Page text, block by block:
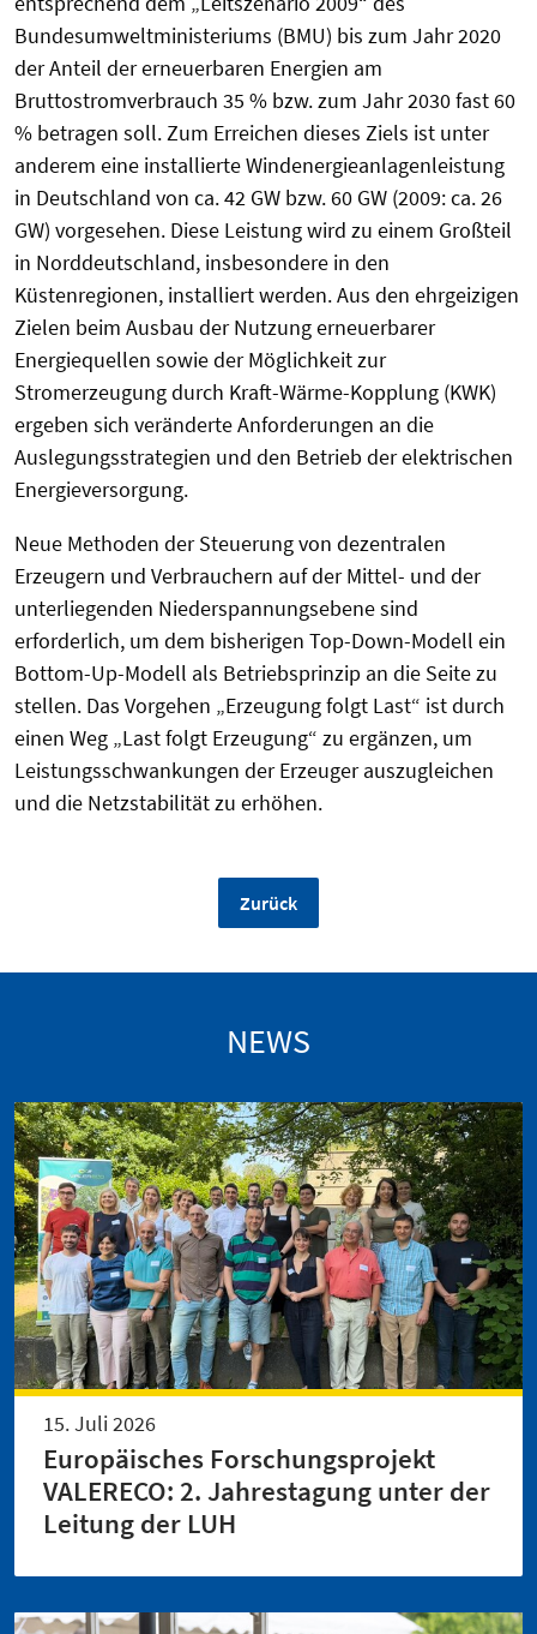
Bundesumweltministeriums (BMU) bis zum Jahr 2020
der Anteil der erneuerbaren Energien am
Bruttostromverbrauch 35 % bzw. zum Jahr 2030 fast 60
% betragen soll. Zum Erreichen dieses Ziels ist unter
anderem eine installierte Windenergieanlagenleistung
in Deutschland von ca. 42 GW bzw. 60 GW (2009: ca. 26
GW) vorgesehen. Diese Leistung wird zu einem Großteil
in Norddeutschland, insbesondere in den
Küstenregionen, installiert werden. Aus den ehrgeizigen
Zielen beim Ausbau der Nutzung erneuerbarer
Energiequellen sowie der Möglichkeit zur
Stromerzeugung durch Kraft-Wärme-Kopplung (KWK)
ergeben sich veränderte Anforderungen an die
Auslegungsstrategien und den Betrieb der elektrischen
Energieversorgung.
Neue Methoden der Steuerung von dezentralen
Erzeugern und Verbrauchern auf der Mittel- und der
unterliegenden Niederspannungsebene sind
erforderlich, um dem bisherigen Top-Down-Modell ein
Bottom-Up-Modell als Betriebsprinzip an die Seite zu
stellen. Das Vorgehen „Erzeugung folgt Last“ ist durch
einen Weg „Last folgt Erzeugung“ zu ergänzen, um
Leistungsschwankungen der Erzeuger auszugleichen
und die Netzstabilität zu erhöhen.
Zurück
NEWS
15. Juli 2026
Europäisches Forschungsprojekt
VALERECO: 2. Jahrestagung unter der
Leitung der LUH